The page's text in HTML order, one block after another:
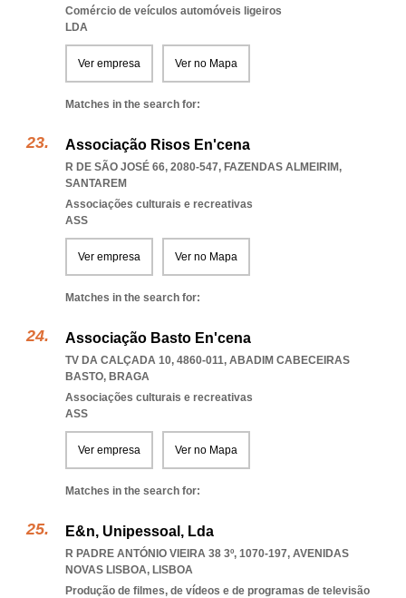
Comércio de veículos automóveis ligeiros
LDA
Ver empresa Ver no Mapa
Matches in the search for:
Associação Risos En'cena
R DE SÃO JOSÉ 66, 2080-547, FAZENDAS ALMEIRIM,
SANTAREM
Associações culturais e recreativas
ASS
Ver empresa Ver no Mapa
Matches in the search for:
Associação Basto En'cena
TV DA CALÇADA 10, 4860-011, ABADIM CABECEIRAS
BASTO, BRAGA
Associações culturais e recreativas
ASS
Ver empresa Ver no Mapa
Matches in the search for:
E&n, Unipessoal, Lda
R PADRE ANTÓNIO VIEIRA 38 3º, 1070-197, AVENIDAS
NOVAS LISBOA, LISBOA
Produção de filmes, de vídeos e de programas de televisão